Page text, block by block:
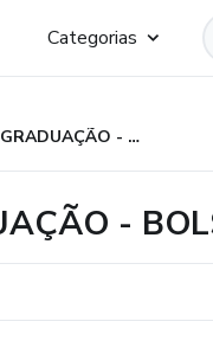
Categorias
PÓS-GRADUAÇÃO - BOLSA 50% - NACIONAL
-